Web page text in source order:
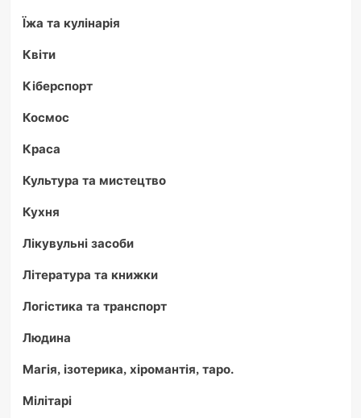
Їжа та кулінарія
Квіти
Кіберспорт
Космос
Краса
Культура та мистецтво
Кухня
Лікувульні засоби
Література та книжки
Логістика та транспорт
Людина
Магія, ізотерика, хіромантія, таро.
Мілітарі